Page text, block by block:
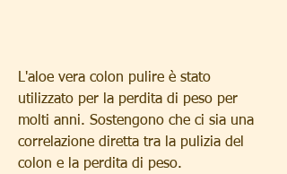
L'aloe vera colon pulire è stato
utilizzato per la perdita di peso per
molti anni. Sostengono che ci sia una
correlazione diretta tra la pulizia del
colon e la perdita di peso.